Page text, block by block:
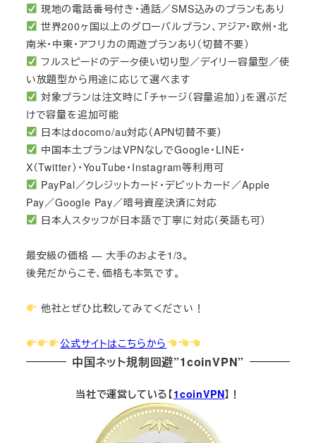
現地の電話番号付き・通話／SMS込みのプランもあり
世界200ヶ国以上のグローバルプラン、アジア・欧州・北
南米・中東・アフリカの周遊プランあり（切替不要）
フルスピードのデータ使い切り型／デイリー容量型／使
い放題型から用途に応じて選べます
対象プランは注文時に「チャージ（容量追加）」を選ぶだ
けで容量を追加可能
日本はdocomo/au対応（APN切替不要）
中国本土プランはVPNなしでGoogle・LINE・
X（Twitter）・YouTube・Instagram等利用可
PayPal／クレジットカード・デビットカード／Apple
Pay／Google Pay／暗号資産決済に対応
日本人スタッフが日本語で丁寧に対応（英語も可）
最安級の価格 — 大手のおよそ1/3。
後発だからこそ、価格も本気です。
他社とぜひ比較してみてください！
公式サイトはこちらから
中国ネット規制回避”1coinVPN”
当社で運営している【1coinVPN】！